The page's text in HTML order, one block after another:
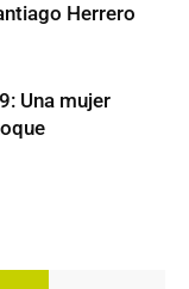
Herrero
Una mujer